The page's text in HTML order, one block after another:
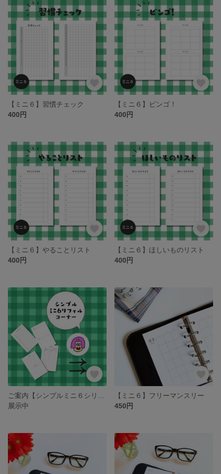
【ミニ６】習慣チェック
400円
【ミニ６】ビンゴ！
400円
【ミニ６】やることリスト
400円
【ミニ６】ほしいものリスト
400円
展示中
【ミニ６】フリーマンスリー
450円